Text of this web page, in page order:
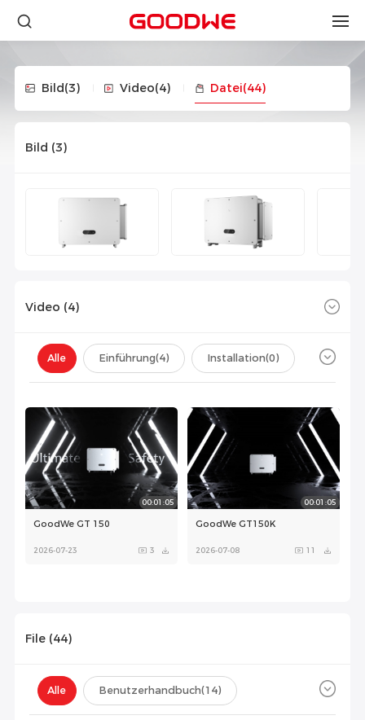
Bild(3) Video(4) Datei(44)
Bild (3)
Video (4)
Alle Einführung(4) Installation(0)
00:01:05
GoodWe GT 150
2026-07-23 3
00:01:05
GoodWe GT150K
2026-07-08 11
GoodWe GT 150
00:01:05
GoodWe GT150K
File (44)
Alle Benutzerhandbuch(14)